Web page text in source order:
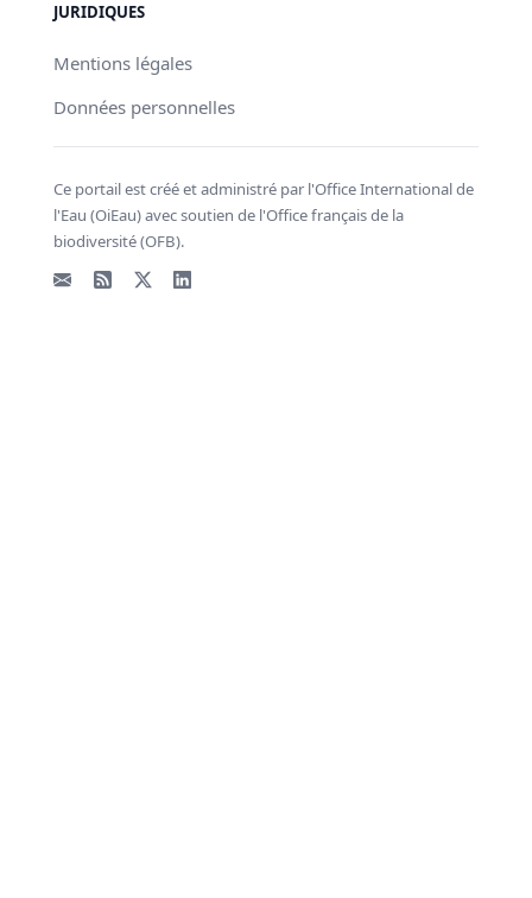
JURIDIQUES
Mentions légales
Données personnelles
Ce portail est créé et administré par l'Office International de
l'Eau (OiEau) avec soutien de l'Office français de la
biodiversité (OFB).